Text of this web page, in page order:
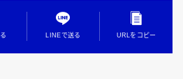
LINEで送る URLをコピー